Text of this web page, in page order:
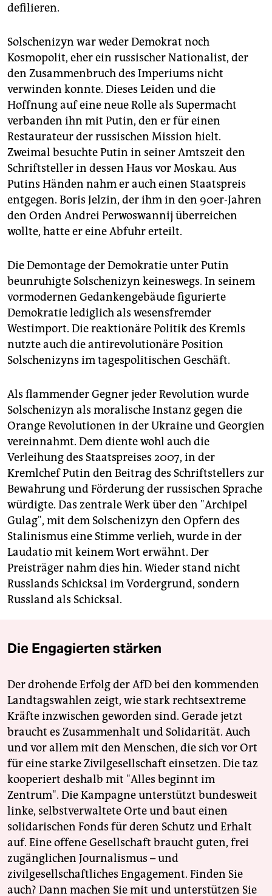
defilieren.
Solschenizyn war weder Demokrat noch
Kosmopolit, eher ein russischer Nationalist, der
den Zusammenbruch des Imperiums nicht
verwinden konnte. Dieses Leiden und die
Hoffnung auf eine neue Rolle als Supermacht
verbanden ihn mit Putin, den er für einen
Restaurateur der russischen Mission hielt.
Zweimal besuchte Putin in seiner Amtszeit den
Schriftsteller in dessen Haus vor Moskau. Aus
Putins Händen nahm er auch einen Staatspreis
entgegen. Boris Jelzin, der ihm in den 90er-Jahren
den Orden Andrei Perwoswannij überreichen
wollte, hatte er eine Abfuhr erteilt.
Die Demontage der Demokratie unter Putin
beunruhigte Solschenizyn keineswegs. In seinem
vormodernen Gedankengebäude figurierte
Demokratie lediglich als wesensfremder
Westimport. Die reaktionäre Politik des Kremls
nutzte auch die antirevolutionäre Position
Solschenizyns im tagespolitischen Geschäft.
Als flammender Gegner jeder Revolution wurde
Solschenizyn als moralische Instanz gegen die
Orange Revolutionen in der Ukraine und Georgien
vereinnahmt. Dem diente wohl auch die
Verleihung des Staatspreises 2007, in der
Kremlchef Putin den Beitrag des Schriftstellers zur
Bewahrung und Förderung der russischen Sprache
würdigte. Das zentrale Werk über den "Archipel
Gulag", mit dem Solschenizyn den Opfern des
Stalinismus eine Stimme verlieh, wurde in der
Laudatio mit keinem Wort erwähnt. Der
Preisträger nahm dies hin. Wieder stand nicht
Russlands Schicksal im Vordergrund, sondern
Russland als Schicksal.
Die Engagierten stärken
Der drohende Erfolg der AfD bei den kommenden
Landtagswahlen zeigt, wie stark rechtsextreme
Kräfte inzwischen geworden sind. Gerade jetzt
braucht es Zusammenhalt und Solidarität. Auch
und vor allem mit den Menschen, die sich vor Ort
für eine starke Zivilgesellschaft einsetzen. Die taz
kooperiert deshalb mit "Alles beginnt im
Zentrum". Die Kampagne unterstützt bundesweit
linke, selbstverwaltete Orte und baut einen
solidarischen Fonds für deren Schutz und Erhalt
auf. Eine offene Gesellschaft braucht guten, frei
zugänglichen Journalismus – und
zivilgesellschaftliches Engagement. Finden Sie
auch? Dann machen Sie mit und unterstützen Sie